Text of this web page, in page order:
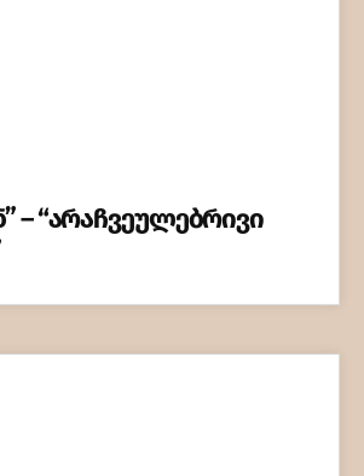
– “არაჩვეულებრივი